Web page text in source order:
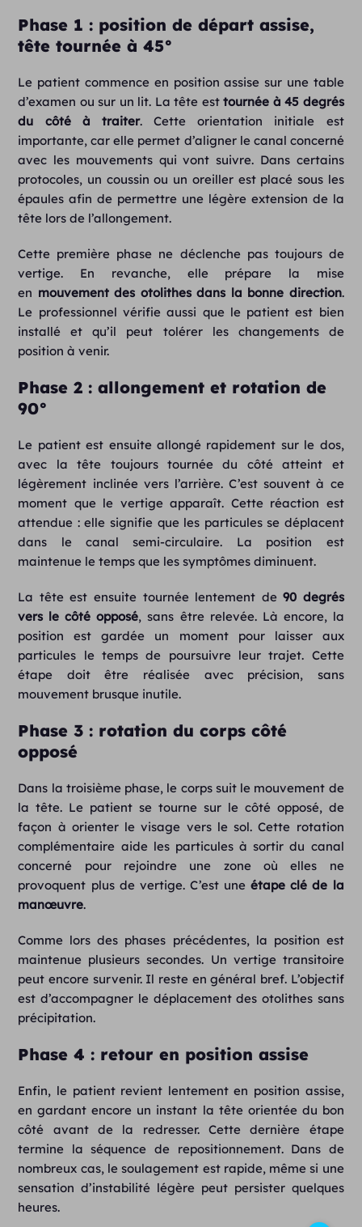
Phase 1 : position de départ assise,
tête tournée à 45°
Le patient commence en position assise sur une table
d’examen ou sur un lit. La tête esttournée à 45 degrés
du côté à traiter. Cette orientation initiale est
importante, car elle permet d’aligner le canal concerné
avec les mouvements qui vont suivre. Dans certains
protocoles, un coussin ou un oreiller est placé sous les
épaules afin de permettre une légère extension de la
tête lors de l’allongement.
Cette première phase ne déclenche pas toujours de
vertige. En revanche, elle prépare la mise
en mouvement des otolithes dans la bonne direction.
Le professionnel vérifie aussi que le patient est bien
installé et qu’il peut tolérer les changements de
position à venir.
Phase 2 : allongement et rotation de
90°
Le patient est ensuite allongé rapidement sur le dos,
avec la tête toujours tournée du côté atteint et
légèrement inclinée vers l’arrière. C’est souvent à ce
moment que le vertige apparaît. Cette réaction est
attendue : elle signifie que les particules se déplacent
dans le canal semi-circulaire. La position est
maintenue le temps que les symptômes diminuent.
La tête est ensuite tournée lentement de90 degrés
vers le côté opposé, sans être relevée. Là encore, la
position est gardée un moment pour laisser aux
particules le temps de poursuivre leur trajet. Cette
étape doit être réalisée avec précision, sans
mouvement brusque inutile.
Phase 3 : rotation du corps côté
opposé
Dans la troisième phase, le corps suit le mouvement de
la tête. Le patient se tourne sur le côté opposé, de
façon à orienter le visage vers le sol. Cette rotation
complémentaire aide les particules à sortir du canal
concerné pour rejoindre une zone où elles ne
provoquent plus de vertige. C’est uneétape clé de la
manœuvre.
Comme lors des phases précédentes, la position est
maintenue plusieurs secondes. Un vertige transitoire
peut encore survenir. Il reste en général bref. L’objectif
est d’accompagner le déplacement des otolithes sans
précipitation.
Phase 4 : retour en position assise
Enfin, le patient revient lentement en position assise,
en gardant encore un instant la tête orientée du bon
côté avant de la redresser. Cette dernière étape
termine la séquence de repositionnement. Dans de
nombreux cas, le soulagement est rapide, même si une
sensation d’instabilité légère peut persister quelques
heures.